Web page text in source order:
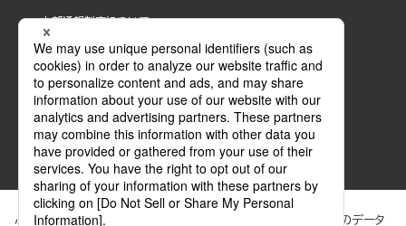
内部通報制度について
ぶんか社が運営するサイトでは、利便性向上のためにCookie等のデータ